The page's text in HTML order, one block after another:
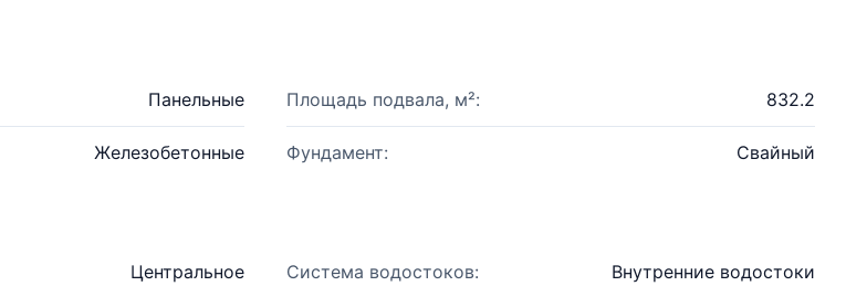
Панельные Площадь подвала, м²: 832.2
Железобетонные Фундамент: Свайный
Центральное Система водостоков: Внутренние водостоки